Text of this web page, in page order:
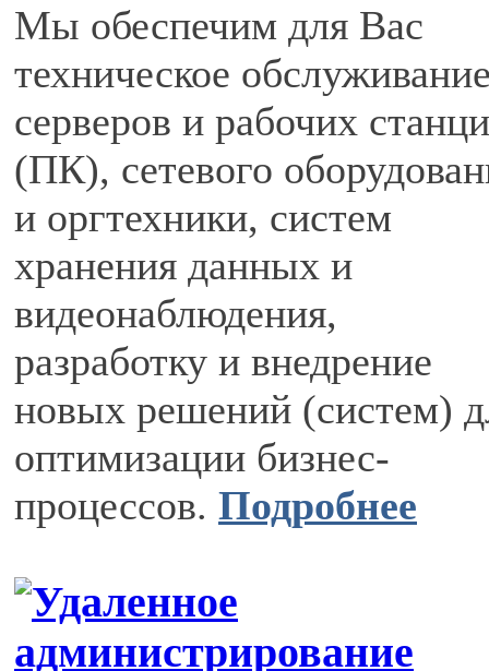
Мы обеспечим для Вас
техническое
серверов и рабочих
(ПК), сетевого
и оргтехники, систем
хранения данных и
видеонаблюдения,
разработку и внедрение
новых решений (систем)
оптимизации бизнес-
процессов. Подробнее